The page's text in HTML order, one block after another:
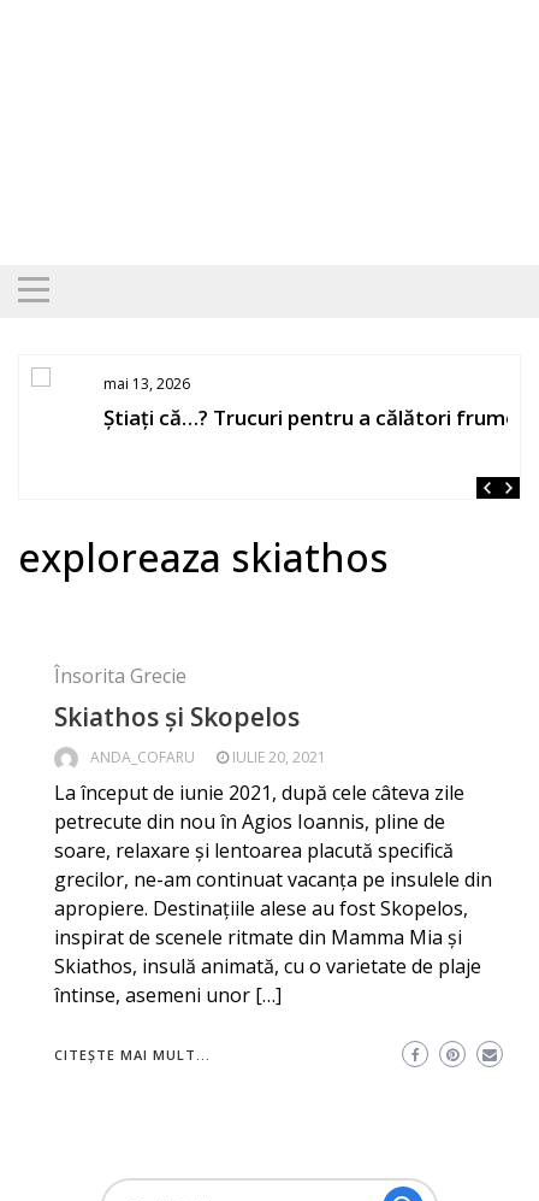
mai 13, 2026
Știați că…? Trucuri pentru a călători frumos
exploreaza skiathos
Însorita Grecie
Skiathos și Skopelos
ANDA_COFARU IULIE 20, 2021
La început de iunie 2021, după cele câteva zile
petrecute din nou în Agios Ioannis, pline de
soare, relaxare și lentoarea placută specifică
grecilor, ne-am continuat vacanța pe insulele din
apropiere. Destinațiile alese au fost Skopelos,
inspirat de scenele ritmate din Mamma Mia și
Skiathos, insulă animată, cu o varietate de plaje
întinse, asemeni unor […]
CITEȘTE MAI MULT...